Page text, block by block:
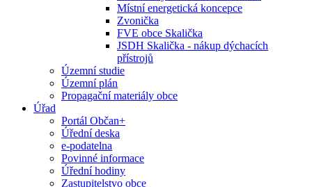
Místní energetická koncepce
Zvonička
FVE obce Skalička
JSDH Skalička - nákup dýchacích
přístrojů
Územní studie
Územní plán
Propagační materiály obce
Úřad
Portál Občan+
Úřední deska
e-podatelna
Povinné informace
Úřední hodiny
Zastupitelstvo obce